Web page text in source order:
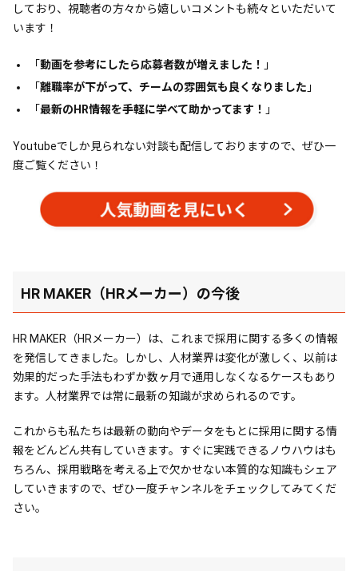
しており、視聴者の方々から嬉しいコメントも続々といただいて
います！
「 動画を参考にしたら応募者数が増えました！ 」
「 離職率が下がって、チームの雰囲気も良くなりました 」
「 最新のHR情報を手軽に学べて助かってます！ 」
Youtubeでしか見られない対談も配信しておりますので、ぜひ一
度ご覧ください！
HR MAKER（HRメーカー）の今後
HR MAKER（HRメーカー）は、これまで採用に関する多くの情報
を発信してきました。しかし、人材業界は変化が激しく、以前は
効果的だった手法もわずか数ヶ月で通用しなくなるケースもあり
ます。人材業界では常に最新の知識が求められるのです。
これからも私たちは最新の動向やデータをもとに採用に関する情
報をどんどん共有していきます。すぐに実践できるノウハウはも
ちろん、採用戦略を考える上で欠かせない本質的な知識もシェア
していきますので、ぜひ一度チャンネルをチェックしてみてくだ
さい。